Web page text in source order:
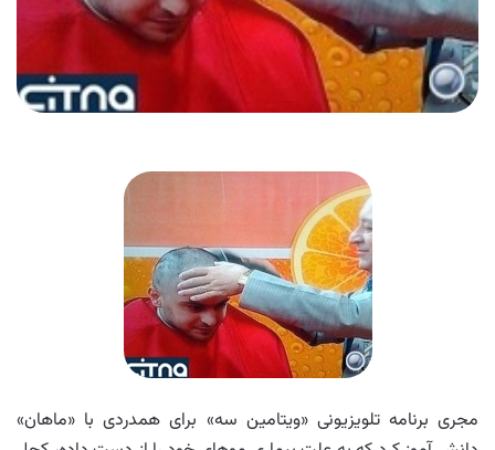
مجری برنامه تلویزیونی «ویتامین سه» برای همدردی با «ماهان»